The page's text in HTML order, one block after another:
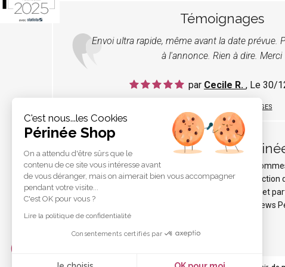
Témoignages
Envoi ultra rapide, même avant la date prévue.
à l'annonce. Rien à dire. Merci
par Cecile R. , Le 30/
LIRE TOUS LES TÉMOIGNAGES
Qui
Protection
Liens et
Les news
C'est nous...les Cookies
Périnée Shop
On a attendu d'être sûrs que le
contenu de ce site vous intéresse avant
de vous déranger, mais on aimerait bien vous accompagner
pendant votre visite...
C'est OK pour vous ?
Lire la politique de confidentialité
Consentements certifiés par